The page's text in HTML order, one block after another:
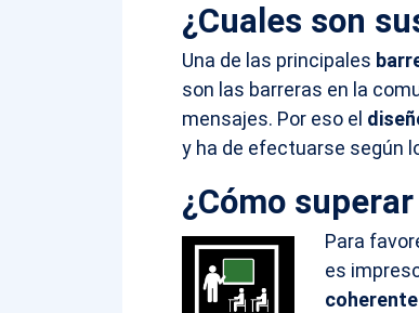
¿Cuales son
Una de las principales
son las barreras en la
mensajes. Por eso el
y ha de efectuarse según
¿Cómo
Para
es